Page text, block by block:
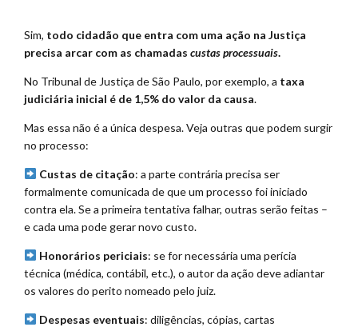
Sim, todo cidadão que entra com uma ação na Justiça
precisa arcar com as chamadas custas processuais.
No Tribunal de Justiça de São Paulo, por exemplo, a taxa
judiciária inicial é de 1,5% do valor da causa.
Mas essa não é a única despesa. Veja outras que podem surgir
no processo:
Custas de citação: a parte contrária precisa ser
formalmente comunicada de que um processo foi iniciado
contra ela. Se a primeira tentativa falhar, outras serão feitas –
e cada uma pode gerar novo custo.
Honorários periciais: se for necessária uma perícia
técnica (médica, contábil, etc.), o autor da ação deve adiantar
os valores do perito nomeado pelo juiz.
Despesas eventuais: diligências, cópias, cartas